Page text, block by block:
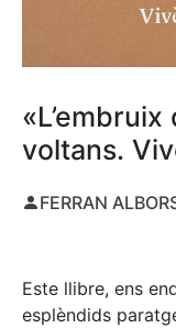
voltans.
FERRAN
Este llibre, ens
esplèndids